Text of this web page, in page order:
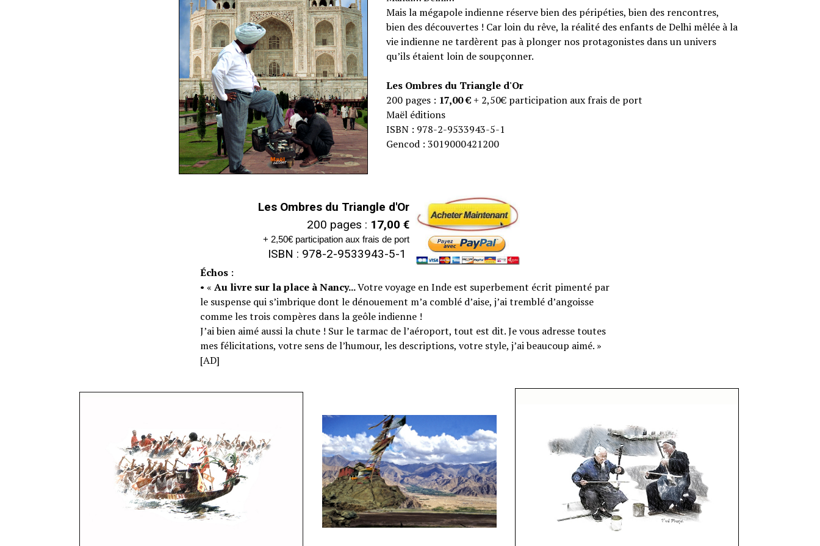
Mais la mégapole indienne réserve bien des péripéties, bien des rencontres,
bien des découvertes ! Car loin du rêve, la réalité des enfants de Delhi mêlée à la
vie indienne ne tardèrent pas à plonger nos protagonistes dans un univers
qu’ils étaient loin de soupçonner.
Les Ombres du Triangle d'Or
200 pages : 17,00 € + 2,50€ participation aux frais de port
Maël éditions
ISBN : 978-2-9533943-5-1
Gencod : 3019000421200
Les Ombres du Triangle d'Or
200 pages : 17,00 €
+ 2,50€ participation aux frais de port
ISBN : 978-2-9533943-5-1
Échos :
• « Au livre sur la place à Nancy...Votre voyage en Inde est superbement écrit pimenté par
le suspense qui s’imbrique dont le dénouement m’a comblé d’aise, j’ai tremblé d’angoisse
comme les trois compères dans la geôle indienne !
J’ai bien aimé aussi la chute ! Sur le tarmac de l’aéroport, tout est dit. Je vous adresse toutes
mes félicitations, votre sens de l’humour, les descriptions, votre style, j’ai beaucoup aimé. »
[AD]